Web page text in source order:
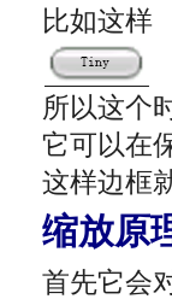
比如这样
所以这个
它可以在
这样边框
缩放原
首先它会